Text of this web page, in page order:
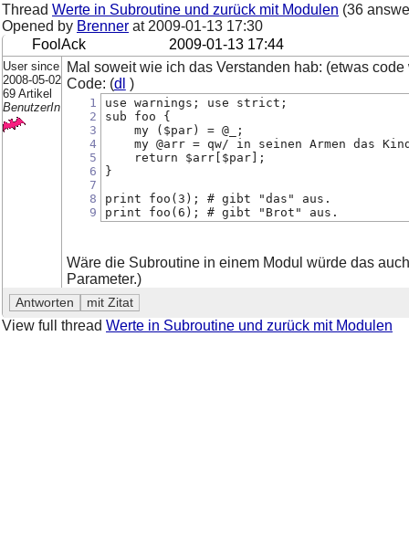
Thread Werte in Subroutine und zurück mit Modulen (36
Opened by Brenner at 2009-01-13 17:30
FoolAck
2009-01-13 17:44
User since
2008-05-02
69 Artikel
BenutzerIn
Mal soweit wie ich das Verstanden hab: (etwas
Code: (dl )
1
2
3
4
5
6
7
8
9
use warnings; use strict;
sub foo {
    my ($par) = @_;
my @arr = qw/ in seinen Armen das
    return $arr[$par];
}
print foo(3); # gibt "das" aus.
print foo(6); # gibt "Brot" aus.
Wäre die Subroutine in einem Modul würde das
Parameter.)
View full thread Werte in Subroutine und zurück mit Modulen